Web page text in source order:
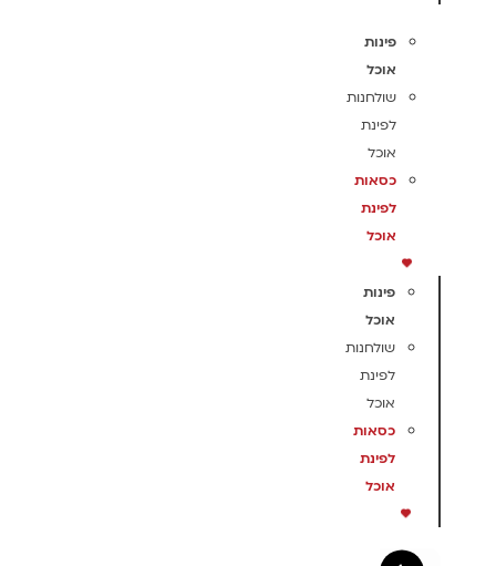
פינות
אוכל
שולחנות
לפינת
אוכל
כסאות
לפינת
אוכל
פינות
אוכל
שולחנות
לפינת
אוכל
כסאות
לפינת
אוכל